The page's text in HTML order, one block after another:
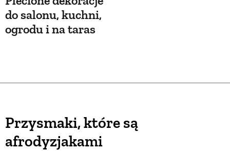
do salonu, kuchni,
ogrodu i na taras
Przysmaki, które są
afrodyzjakami